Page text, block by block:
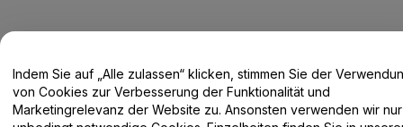
Hilfe-Center / Kontakt
Indem Sie auf „Alle zulassen“ klicken, stimmen Sie der
von Cookies zur Verbesserung der Funktionalität und
Marketingrelevanz der Website zu. Ansonsten verwenden wir nur